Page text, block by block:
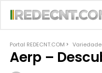
Portal REDECNT.COM
Aerp –